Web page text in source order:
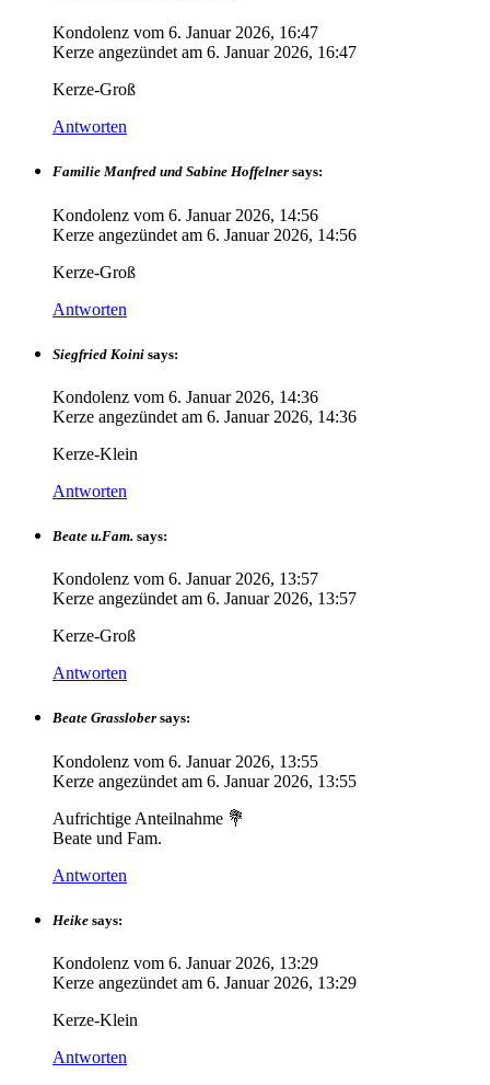
Kondolenz vom 6. Januar 2026, 16:47
Kerze angezündet am 6. Januar 2026, 16:47
Kerze-Groß
Antworten
Familie Manfred und Sabine Hoffelner says:
Kondolenz vom 6. Januar 2026, 14:56
Kerze angezündet am 6. Januar 2026, 14:56
Kerze-Groß
Antworten
Siegfried Koini says:
Kondolenz vom 6. Januar 2026, 14:36
Kerze angezündet am 6. Januar 2026, 14:36
Kerze-Klein
Antworten
Beate u.Fam. says:
Kondolenz vom 6. Januar 2026, 13:57
Kerze angezündet am 6. Januar 2026, 13:57
Kerze-Groß
Antworten
Beate Grasslober says:
Kondolenz vom 6. Januar 2026, 13:55
Kerze angezündet am 6. Januar 2026, 13:55
Aufrichtige Anteilnahme 💐
Beate und Fam.
Antworten
Heike says:
Kondolenz vom 6. Januar 2026, 13:29
Kerze angezündet am 6. Januar 2026, 13:29
Kerze-Klein
Antworten